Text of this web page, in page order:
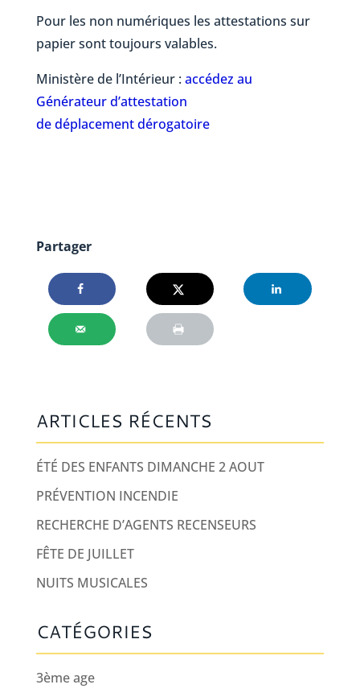
Pour les non numériques les attestations sur
papier sont toujours valables.
Ministère de l’Intérieur : accédez au
Générateur d’attestation
de déplacement dérogatoire
Partager
ARTICLES RÉCENTS
ÉTÉ DES ENFANTS DIMANCHE 2 AOUT
PRÉVENTION INCENDIE
RECHERCHE D’AGENTS RECENSEURS
FÊTE DE JUILLET
NUITS MUSICALES
CATÉGORIES
3ème age